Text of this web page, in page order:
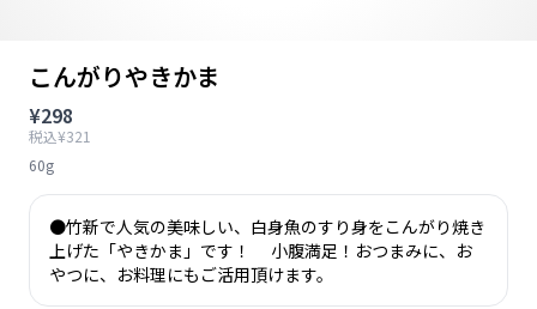
こんがりやきかま
¥298
税込¥321
60g
●竹新で人気の美味しい、白身魚のすり身をこんがり焼き
上げた「やきかま」です！ 小腹満足！おつまみに、お
やつに、お料理にもご活用頂けます。